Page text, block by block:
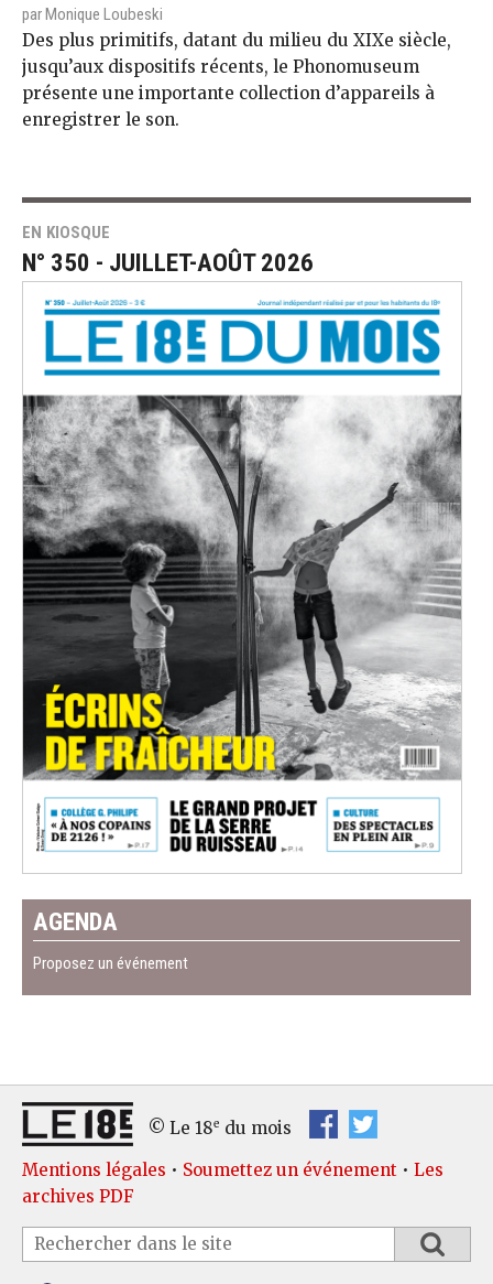
par Monique Loubeski
Des plus primitifs, datant du milieu du XIXe siècle,
jusqu’aux dispositifs récents, le Phonomuseum
présente une importante collection d’appareils à
enregistrer le son.
EN KIOSQUE
N° 350 - JUILLET-AOÛT 2026
AGENDA
Proposez un événement
© Le 18e du mois
Mentions légales • Soumettez un événement • Les
archives PDF